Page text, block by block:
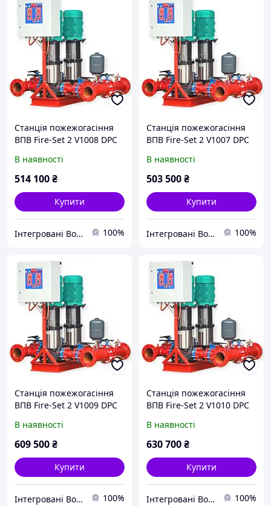
Станція пожежогасіння
ВПВ Fire-Set 2 V1008 DPC
В наявності
514 100₴
Купити
Інтегровані Водні Технології ТОВ 100%
Станція пожежогасіння
ВПВ Fire-Set 2 V1007 DPC
В наявності
503 500₴
Купити
Інтегровані Водні Технології ТОВ 100%
Станція пожежогасіння
ВПВ Fire-Set 2 V1009 DPC
В наявності
609 500₴
Купити
Інтегровані Водні Технології ТОВ 100%
Станція пожежогасіння
ВПВ Fire-Set 2 V1010 DPC
В наявності
630 700₴
Купити
Інтегровані Водні Технології ТОВ 100%